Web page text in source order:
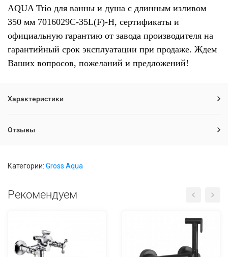
AQUA Trio для ванны и душа с длинным изливом
350 мм 7016029С-35L(F)-Н, сертификаты и
официальную гарантию от завода производителя на
гарантийный срок эксплуатации при продаже. Ждем
Ваших вопросов, пожеланий и предложений!
Характеристики
Отзывы
Категории: Gross Aqua
Рекомендуем